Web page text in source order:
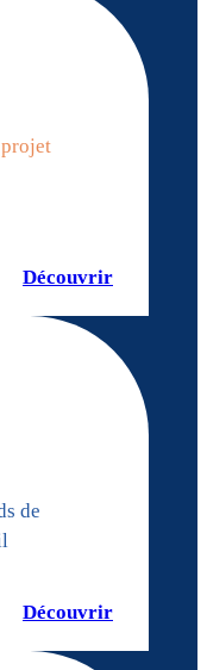
Découvrir
de
Découvrir